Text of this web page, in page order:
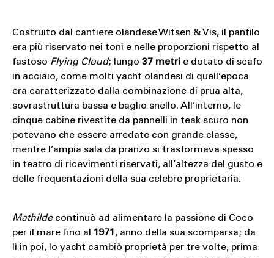
Costruito dal cantiere olandese Witsen & Vis, il panfilo
era più riservato nei toni e nelle proporzioni rispetto al
fastoso Flying Cloud; lungo 37 metrie dotato di scafo
in acciaio, come molti yacht olandesi di quell’epoca
era caratterizzato dalla combinazione di prua alta,
sovrastruttura bassa e baglio snello. All’interno, le
cinque cabine rivestite da pannelli in teak scuro non
potevano che essere arredate con grande classe,
mentre l’ampia sala da pranzo si trasformava spesso
in teatro di ricevimenti riservati, all’altezza del gusto e
delle frequentazioni della sua celebre proprietaria.
Mathildecontinuò ad alimentare la passione di Coco
per il mare fino al 1971, anno della sua scomparsa; da
lì in poi, lo yacht cambiò proprietà per tre volte, prima